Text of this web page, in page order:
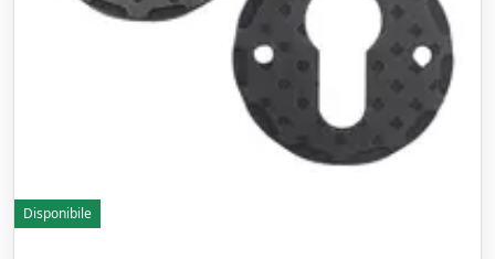
Disponibile